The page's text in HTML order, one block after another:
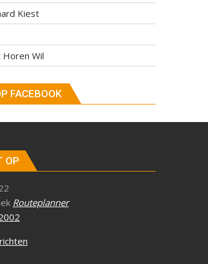
Kiest
Wil
FACEBOOK
OP
Routeplanner